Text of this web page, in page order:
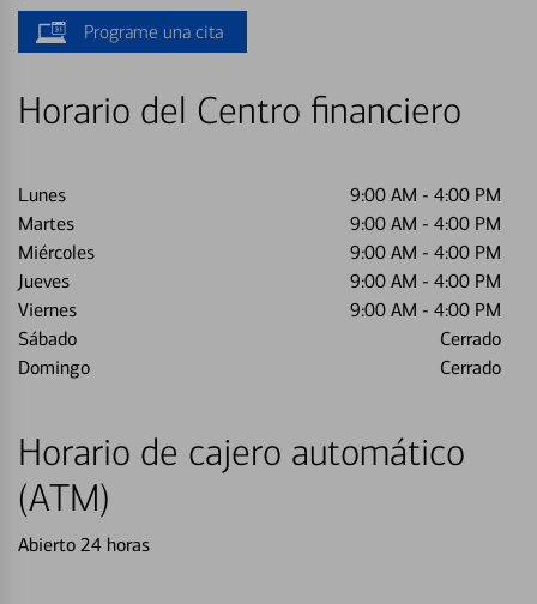
Programe una cita
Horario del Centro financiero
Lunes 9:00 AM - 4:00 PM
Martes
9:00 AM - 4:00 PM
Miércoles
9:00 AM - 4:00 PM
Jueves
9:00 AM - 4:00 PM
Viernes
9:00 AM - 4:00 PM
Sábado
Cerrado
Domingo
Cerrado
Horario de cajero automático
(ATM)
Abierto 24 horas